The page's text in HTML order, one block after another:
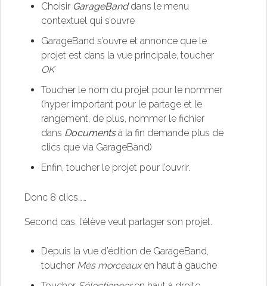
Choisir GarageBanddans le menu
contextuel qui s’ouvre
GarageBand s’ouvre et annonce que le
projet est dans la vue principale, toucher
OK
Toucher le nom du projet pour le nommer
(hyper important pour le partage et le
rangement, de plus, nommer le fichier
dans Documentsà la fin demande plus de
clics que via GarageBand)
Enfin, toucher le projet pour l’ouvrir.
Donc 8 clics……
Second cas, l’élève veut partager son projet.
Depuis la vue d’édition de GarageBand,
toucher Mes morceauxen haut à gauche